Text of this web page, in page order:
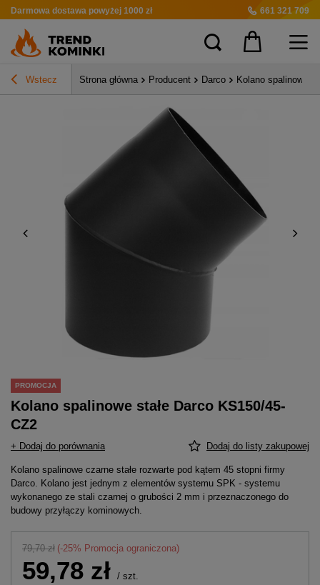
Darmowa dostawa powyżej 1000 zł 661 321 709
Wstecz Strona główna Producent Darco Kolano spalinowe
PROMOCJA
Kolano spalinowe stałe Darco KS150/45-
CZ2
+ Dodaj do porównania Dodaj do listy zakupowej
Kolano spalinowe czarne stałe rozwarte pod kątem 45 stopni firmy
Darco. Kolano jest jednym z elementów systemu SPK - systemu
wykonanego ze stali czarnej o grubości 2 mm i przeznaczonego do
budowy przyłączy kominowych.
79,70 zł (-25% Promocja ograniczona)
59,78 zł / szt.